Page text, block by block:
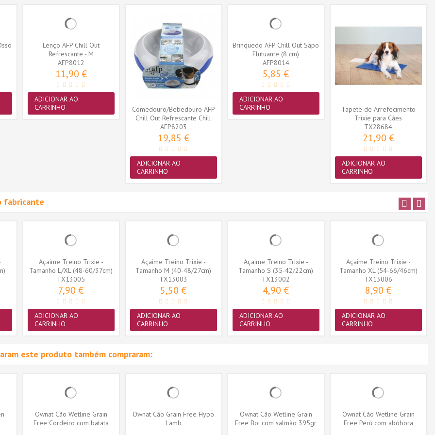
Lenço AFP Chill Out
Refrescante - M
AFP8012
11,90 €
ADICIONAR AO
CARRINHO
Comedouro/Bebedouro AFP
Chill Out Refrescante Chill
500ml
AFP8203
19,85 €
ADICIONAR AO
CARRINHO
Brinquedo AFP Chill Out Sapo
Flutuante (8 cm)
AFP8014
5,85 €
ADICIONAR AO
CARRINHO
Tapete de Arrefecimento
Trixie para Cães
(65cmx50cm)...
TX28684
21,90 €
ADICIONAR AO
CARRINHO
fabricante
Açaime Treino Trixie -
Tamanho L/XL (48-60/37cm)
(TX13005)
TX13005
7,90 €
ADICIONAR AO
CARRINHO
Açaime Treino Trixie -
Tamanho M (40-48/27cm)
(TX13003)
TX13003
5,50 €
ADICIONAR AO
CARRINHO
Açaime Treino Trixie -
Tamanho S (35-42/22cm)
(TX13002)
TX13002
4,90 €
ADICIONAR AO
CARRINHO
Açaime Treino Trixie -
Tamanho XL (54-66/46cm)
(TX13006)
TX13006
8,90 €
ADICIONAR AO
CARRINHO
este produto também compraram:
Ownat Cão Wetline Grain
Free Cordeiro com batata
Ownat Cão Grain Free Hypo
Lamb
Ownat Cão Wetline Grain
Free Boi com salmão 395gr
Ownat Cão Wetline Grain
Free Perú com abóbora